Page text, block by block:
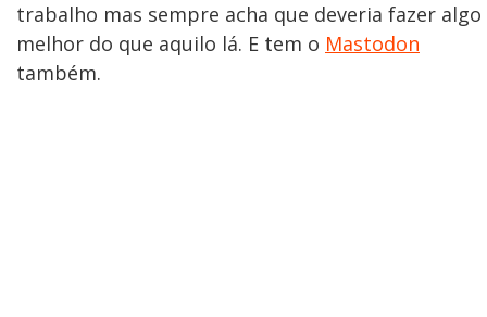
trabalho mas sempre acha que deveria fazer algo
melhor do que aquilo lá. E tem o Mastodon
também.